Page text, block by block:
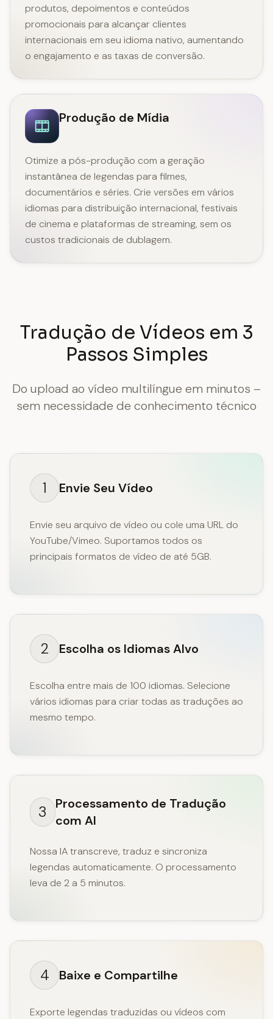
produtos, depoimentos e conteúdos
promocionais para alcançar clientes
internacionais em seu idioma nativo, aumentando
o engajamento e as taxas de conversão.
Produção de Mídia
Otimize a pós-produção com a geração
instantânea de legendas para filmes,
documentários e séries. Crie versões em vários
idiomas para distribuição internacional, festivais
de cinema e plataformas de streaming, sem os
custos tradicionais de dublagem.
Tradução de Vídeos em 3
Passos Simples
Do upload ao vídeo multilíngue em minutos –
sem necessidade de conhecimento técnico
1 Envie Seu Vídeo
Envie seu arquivo de vídeo ou cole uma URL do
YouTube/Vimeo. Suportamos todos os
principais formatos de vídeo de até 5GB.
2 Escolha os Idiomas Alvo
Escolha entre mais de 100 idiomas. Selecione
vários idiomas para criar todas as traduções ao
mesmo tempo.
3
Processamento de Tradução
com AI
Nossa IA transcreve, traduz e sincroniza
legendas automaticamente. O processamento
leva de 2 a 5 minutos.
4 Baixe e Compartilhe
Exporte legendas traduzidas ou vídeos com